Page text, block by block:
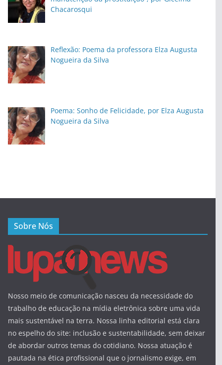
Chacarosqui
Reflexão: Poema da professora Elza Augusta
Nogueira da Silva
Poema: Sonho de Felicidade, por Elza Augusta
Nogueira da Silva
Sobre Nós
Nosso meio de comunicação nasceu da necessidade do
trabalho de educação na mídia eletrônica sobre uma vida
mais sustentável na terra. Nossa linha editorial está clara
no espelho do site: inclusão e sustentabilidade, sem deixar
de abordar outros temas do cotidiano. Nossa atuação é
pautada na ética profissional que o jornalismo exige, em